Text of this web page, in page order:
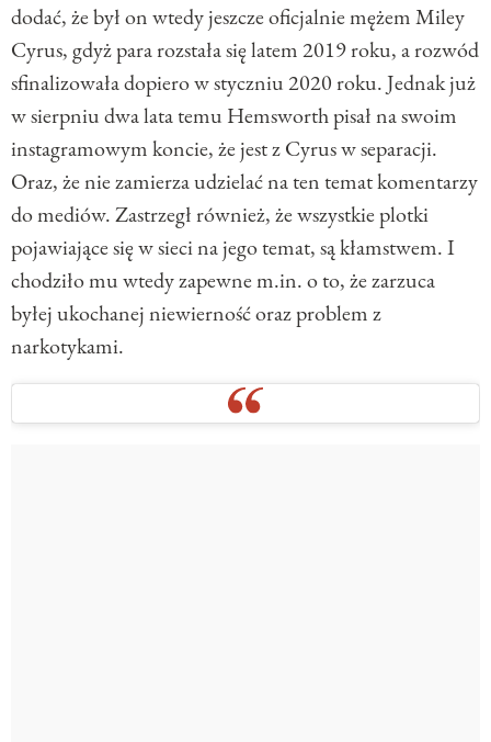
dodać, że był on wtedy jeszcze oficjalnie mężem Miley
Cyrus, gdyż para rozstała się latem 2019 roku, a rozwód
sfinalizowała dopiero w styczniu 2020 roku. Jednak już
w sierpniu dwa lata temu Hemsworth pisał na swoim
instagramowym koncie, że jest z Cyrus w separacji.
Oraz, że nie zamierza udzielać na ten temat komentarzy
do mediów. Zastrzegł również, że wszystkie plotki
pojawiające się w sieci na jego temat, są kłamstwem. I
chodziło mu wtedy zapewne m.in. o to, że zarzuca
byłej ukochanej niewierność oraz problem z
narkotykami.